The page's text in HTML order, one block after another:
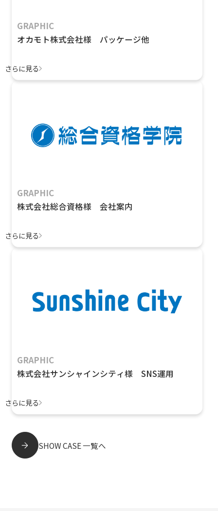
GRAPHIC
オカモト株式会社様 パッケージ他
さらに見る
GRAPHIC
株式会社総合資格様 会社案内
さらに見る
GRAPHIC
株式会社サンシャインシティ様 SNS運用
さらに見る
SHOW CASE 一覧へ